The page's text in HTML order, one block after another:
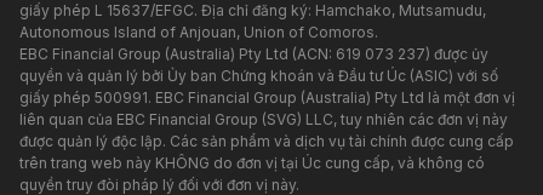
giấy phép L 15637/EFGC. Địa chỉ đăng ký: Hamchako, Mutsamudu,
Autonomous Island of Anjouan, Union of Comoros.
EBC Financial Group (Australia) Pty Ltd (ACN: 619 073 237) được ủy
quyền và quản lý bởi Ủy ban Chứng khoán và Đầu tư Úc (ASIC) với số
giấy phép 500991. EBC Financial Group (Australia) Pty Ltd là một đơn vị
liên quan của EBC Financial Group (SVG) LLC, tuy nhiên các đơn vị này
được quản lý độc lập. Các sản phẩm và dịch vụ tài chính được cung cấp
trên trang web này KHÔNG do đơn vị tại Úc cung cấp, và không có
quyền truy đòi pháp lý đối với đơn vị này.